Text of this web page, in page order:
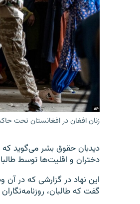
زنان افغان در افغانستان تحت
دختران و اقلیت‌ها توسط
گفت که طالبان،